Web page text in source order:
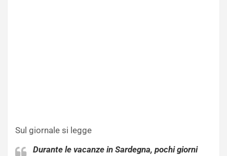
Sul giornale si legge
Durante le vacanze in Sardegna, pochi giorni